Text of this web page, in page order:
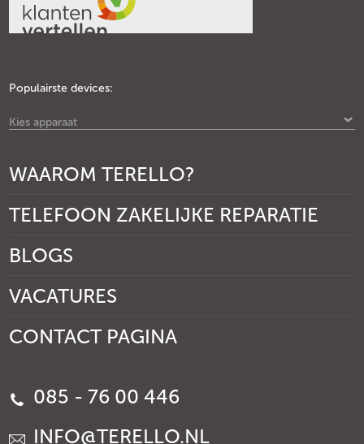
Populairste devices:
Kies apparaat
WAAROM TERELLO?
TELEFOON ZAKELIJKE REPARATIE
BLOGS
VACATURES
CONTACT PAGINA
085 - 76 00 446
INFO@TERELLO.NL